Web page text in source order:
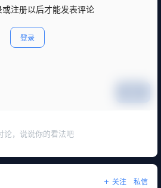
注册以后才能发表评论
登录
论，说说你的看法吧
关注 私信